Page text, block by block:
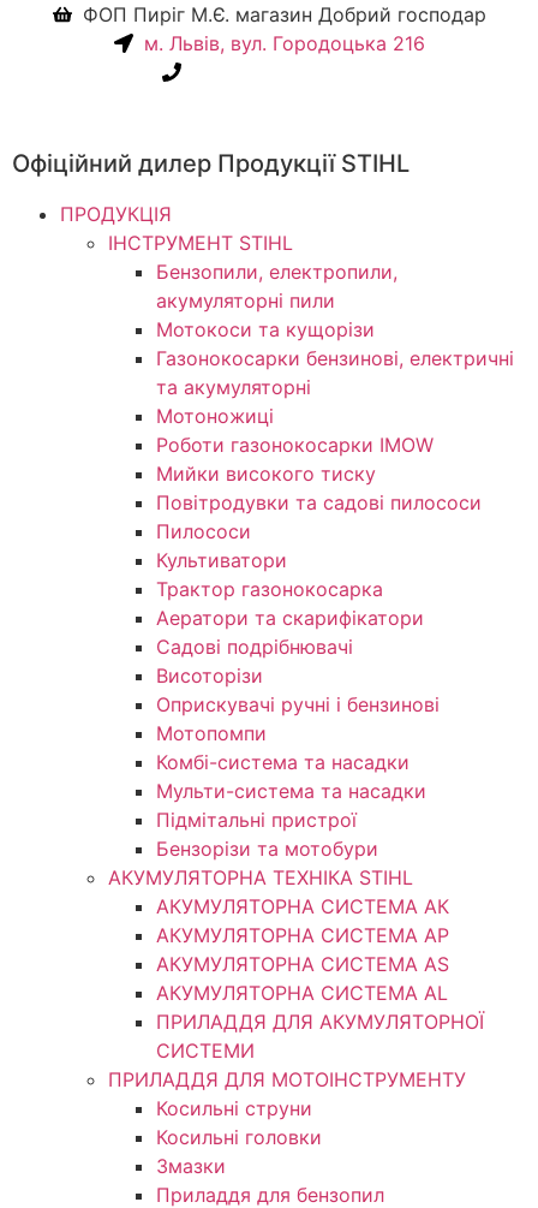
ФОП Пиріг М.Є. магазин Добрий господар
м. Львів, вул. Городоцька 216
Офіційний дилер Продукції STIHL
ПРОДУКЦІЯ
ІНСТРУМЕНТ STIHL
Бензопили, електропили,
акумуляторні пили
Мотокоси та кущорізи
Газонокосарки бензинові, електричні
та акумуляторні
Мотоножиці
Роботи газонокосарки IMOW
Мийки високого тиску
Повітродувки та садові пилососи
Пилососи
Культиватори
Трактор газонокосарка
Аератори та скарифікатори
Садові подрібнювачі
Висоторізи
Оприскувачі ручні і бензинові
Мотопомпи
Комбі-система та насадки
Мульти-система та насадки
Підмітальні пристрої
Бензорізи та мотобури
АКУМУЛЯТОРНА ТЕХНІКА STIHL
АКУМУЛЯТОРНА СИСТЕМА АК
АКУМУЛЯТОРНА СИСТЕМА АР
АКУМУЛЯТОРНА СИСТЕМА AS
АКУМУЛЯТОРНА СИСТЕМА AL
ПРИЛАДДЯ ДЛЯ АКУМУЛЯТОРНОЇ
СИСТЕМИ
ПРИЛАДДЯ ДЛЯ МОТОІНСТРУМЕНТУ
Косильні струни
Косильні головки
Змазки
Приладдя для бензопил